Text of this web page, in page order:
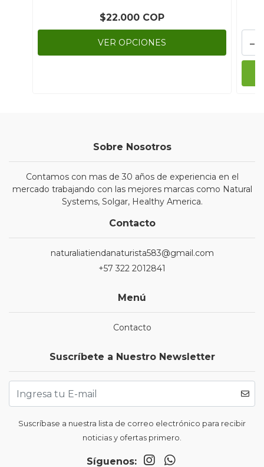
$22.000 COP
VER OPCIONES -
Sobre Nosotros
Contamos con mas de 30 años de experiencia en el
mercado trabajando con las mejores marcas como Natural
Systems, Solgar, Healthy America.
Contacto
naturaliatiendanaturista583@gmail.com
+57 322 2012841
Menú
Contacto
Suscríbete a Nuestro Newsletter
Suscríbase a nuestra lista de correo electrónico para recibir
noticias y ofertas primero.
Síguenos: